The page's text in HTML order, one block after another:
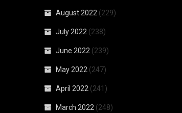
August 2022 (229)
July 2022 (238)
June 2022 (239)
May 2022 (247)
April 2022 (241)
March 2022 (248)